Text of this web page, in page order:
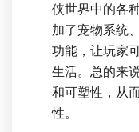
侠世界中的各
加了宠物系统
功能，让玩家
生活。总的来
和可塑性，从
性。